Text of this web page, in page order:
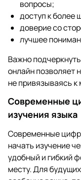
вопросы;
доступ к более
доверие со
лучшее
Важно
онлайн позволяет
не привязываясь к
Современные
изучения языка
Современные
начать изучение
удобный и гибкий
месту. Для